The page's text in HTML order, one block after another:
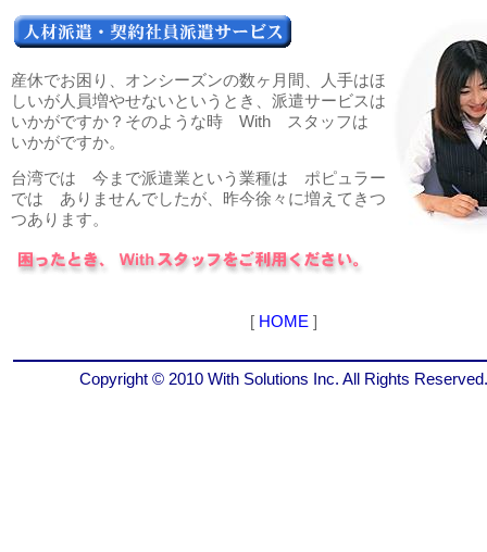
産休でお困り、オンシーズンの数ヶ月間、人手はほ
しいが人員増やせないというとき、派遣サービスは
いかがですか？そのような時 With スタッフは
いかがですか。
台湾では 今まで派遣業という業種は ポピュラー
では ありませんでしたが、昨今徐々に増えてきつ
つあります。
[ HOME ]
Copyright © 2010 With Solutions Inc. All Rights Reserved.